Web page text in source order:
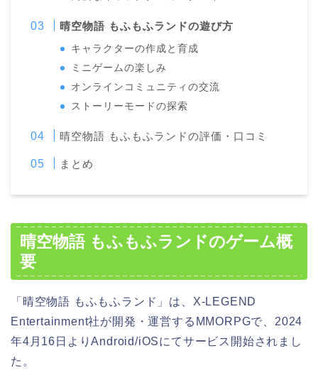
晴空物語 もふもふランドの遊び方
キャラクターの作成と育成
ミニゲームの楽しみ
オンラインコミュニティの交流
ストーリーモードの探索
晴空物語 もふもふランドの評価・口コミ
まとめ
晴空物語 もふもふランドのゲーム概
要
「晴空物語 もふもふランド」は、X-LEGEND
Entertainment社が開発・運営するMMORPGで、2024
年4月16日よりAndroid/iOSにてサービス開始されまし
た。